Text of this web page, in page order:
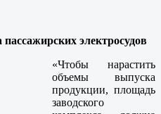
электросудов
«Чтобы нарастить
объемы выпуска
продукции, площадь
заводского